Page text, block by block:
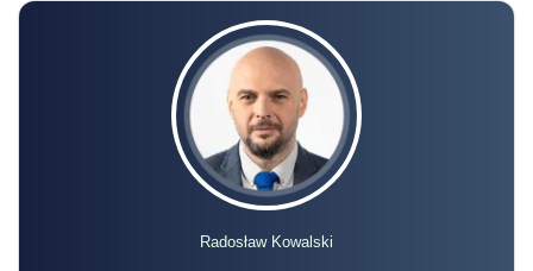
Radosław Kowalski